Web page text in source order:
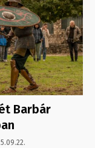
Barbár